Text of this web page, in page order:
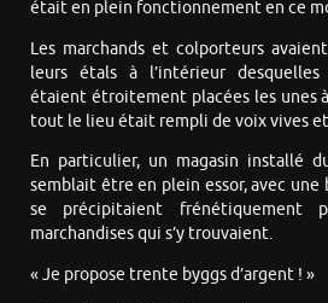
était en plein fonctionnement en ce
Les marchands et colporteurs
leurs étals à l’intérieur desquelles
étaient étroitement placées les unes
tout le lieu était rempli de voix vives
En particulier, un magasin installé
semblait être en plein essor, avec une
se précipitaient frénétiquement
marchandises qui s’y trouvaient.
« Je propose trente byggs d’argent ! »